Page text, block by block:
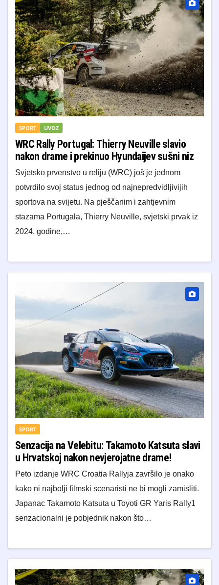
SPORT UVOZ
WRC Rally Portugal: Thierry Neuville slavio
nakon drame i prekinuo Hyundaijev sušni niz
Svjetsko prvenstvo u reliju (WRC) još je jednom
potvrdilo svoj status jednog od najnepredvidljivijih
sportova na svijetu. Na pješčanim i zahtjevnim
stazama Portugala, Thierry Neuville, svjetski prvak iz
2024. godine,…
SPORT
Senzacija na Velebitu: Takamoto Katsuta slavi
u Hrvatskoj nakon nevjerojatne drame!
Peto izdanje WRC Croatia Rallyja završilo je onako
kako ni najbolji filmski scenaristi ne bi mogli zamisliti.
Japanac Takamoto Katsuta u Toyoti GR Yaris Rally1
senzacionalni je pobjednik nakon što…